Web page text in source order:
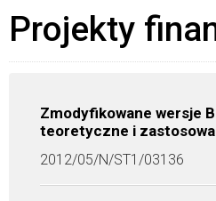
Projekty
Zmodyfikowane wersje
teoretyczne i
2012/05/N/ST1/03136